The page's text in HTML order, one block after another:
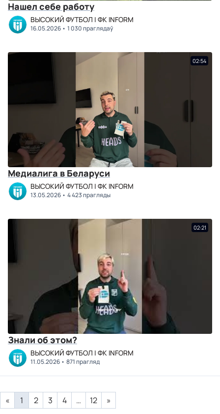
Нашел себе работу
ВЫСОКИЙ ФУТБОЛ | ФК INFORM
16.05.2026 1 030 праглядаў
02:54
Медиалига в Беларуси
ВЫСОКИЙ ФУТБОЛ | ФК INFORM
13.05.2026 4 423 прагляды
02:21
Знали об этом?
ВЫСОКИЙ ФУТБОЛ | ФК INFORM
11.05.2026 871 прагляд
« 1 2 3 4 … 12 »